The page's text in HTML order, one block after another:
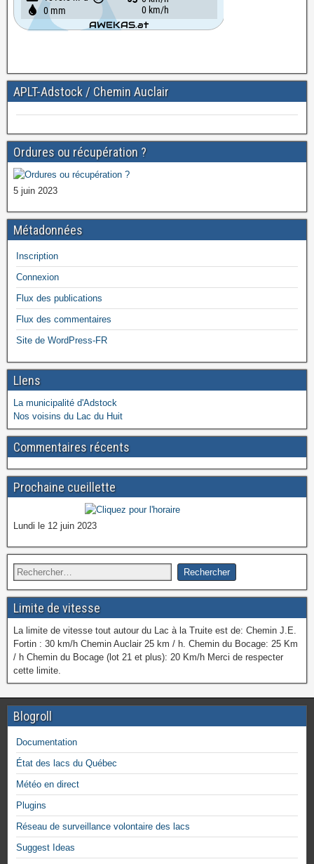
APLT-Adstock / Chemin Auclair
Ordures ou récupération ?
5 juin 2023
Métadonnées
Inscription
Connexion
Flux des publications
Flux des commentaires
Site de WordPress-FR
LIens
La municipalité d'Adstock
Nos voisins du Lac du Huit
Commentaires récents
Prochaine cueillette
Lundi le 12 juin 2023
Limite de vitesse
La limite de vitesse tout autour du Lac à la Truite est de: Chemin J.E.
Fortin : 30 km/h Chemin Auclair 25 km / h. Chemin du Bocage: 25 Km
/ h Chemin du Bocage (lot 21 et plus): 20 Km/h Merci de respecter
cette limite.
Blogroll
Documentation
État des lacs du Québec
Météo en direct
Plugins
Réseau de surveillance volontaire des lacs
Suggest Ideas